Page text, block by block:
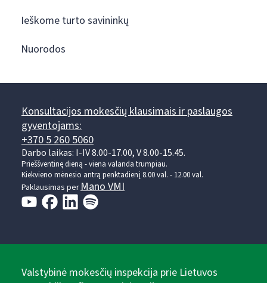
Ieškome turto savininkų
Nuorodos
Konsultacijos mokesčių klausimais ir paslaugos
gyventojams:
+370 5 260 5060
Darbo laikas: I-IV 8.00-17.00, V 8.00-15.45.
Prieššventinę dieną - viena valanda trumpiau.
Kiekvieno mėnesio antrą penktadienį 8.00 val. - 12.00 val.
Paklausimas perMano VMI
Valstybinė mokesčių inspekcija prie Lietuvos